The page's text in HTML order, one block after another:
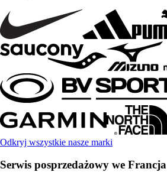
Odkryj wszystkie nasze marki
Serwis posprzedażowy we Francja